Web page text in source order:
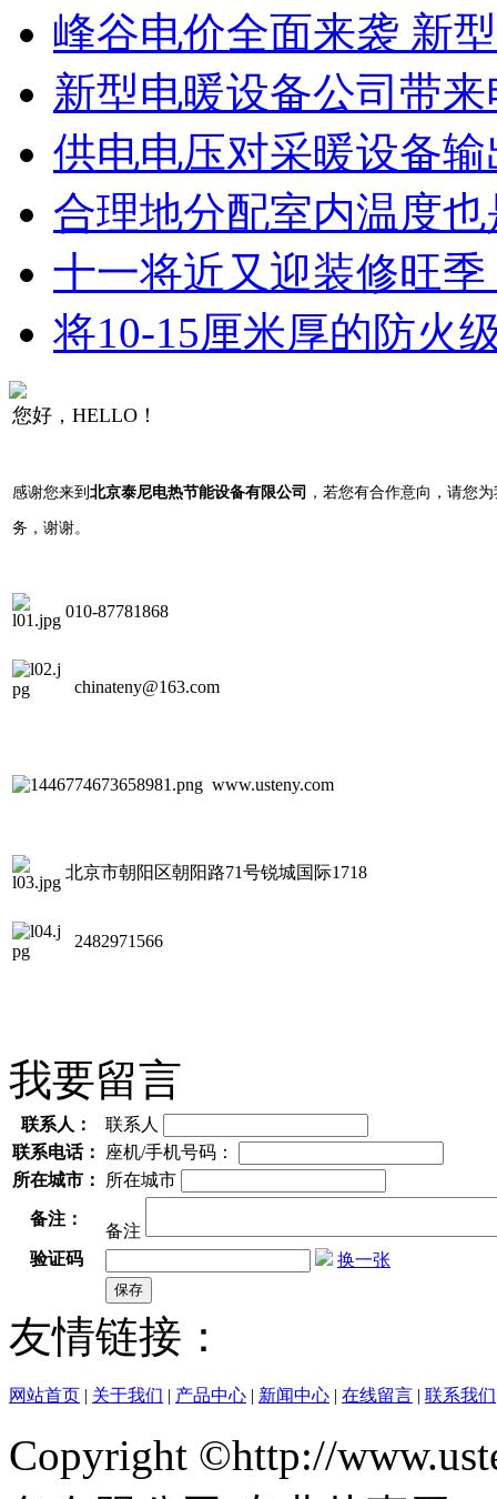
峰谷电价全面来袭 新
新型电暖设备公司带
供电电压对采暖设备
合理地分配室内温度
十一将近又迎装修旺
将10-15厘米厚的防火
您好，HELLO！
感谢您来到 北京泰尼电热节能设备有限公司 ，若您有合作意向，请您
务，谢谢。
010-87781868
chinateny@163.com
www.usteny.com
北京市朝阳区朝阳路71号锐城国际1718
2482971566
我要留言
联系人：
联系人
联系电话：
座机/手机号码：
所在城市：
所在城市
备注：
备注
验证码
换一张
友情链接：
网站首页 | 关于我们 | 产品中心 | 新闻中心 | 在线留言 | 联系我们
Copyright ©http://